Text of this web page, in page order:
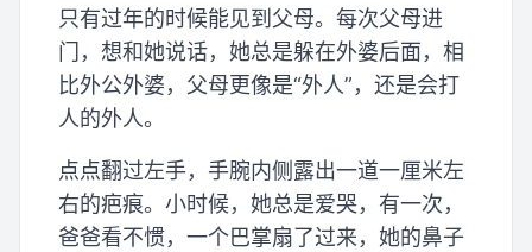
只有过年的时候能见到父母。每次父母进
门，想和她说话，她总是躲在外婆后面，相
比外公外婆，父母更像是“外人”，还是会打
人的外人。
点点翻过左手，手腕内侧露出一道一厘米左
右的疤痕。小时候，她总是爱哭，有一次，
爸爸看不惯，一个巴掌扇了过来，她的鼻子